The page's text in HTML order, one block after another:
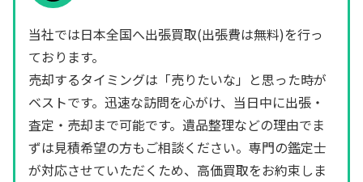
当社では日本全国へ出張買取(出張費は無料)を行っ
ております。
売却するタイミングは「売りたいな」と思った時が
ベストです。迅速な訪問を心がけ、当日中に出張・
査定・売却まで可能です。遺品整理などの理由でま
ずは見積希望の方もご相談ください。専門の鑑定士
が対応させていただくため、高価買取をお約束しま